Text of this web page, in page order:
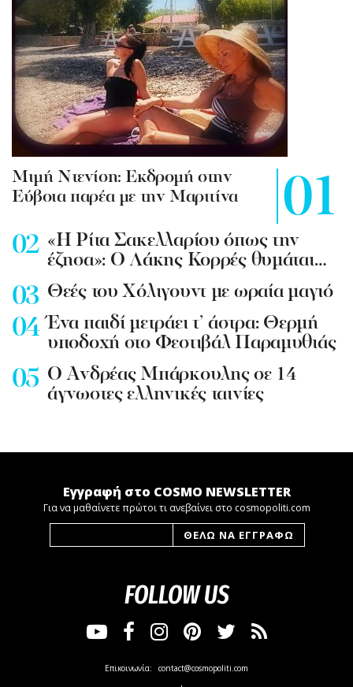
Mιμή Ντενίση: Εκδρομή στην
Εύβοια παρέα με την Μαριτίνα
«Η Ρίτα Σακελλαρίου όπως την
έζησα»: Ο Λάκης Κορρές θυμάται…
Θεές του Χόλιγουντ με ωραία μαγιό
Ένα παιδί μετράει τ’ άστρα: Θερμή
υποδοχή στο Φεστιβάλ Παραμυθιάς
Ο Ανδρέας Μπάρκουλης σε 14
άγνωστες ελληνικές ταινίες
Εγγραφή στο COSMO NEWSLETTER
Για να μαθαίνετε πρώτοι τι ανεβαίνει στο cosmopoliti.com
FOLLOW US
Επικοινωνία: contact@cosmopoliti.com